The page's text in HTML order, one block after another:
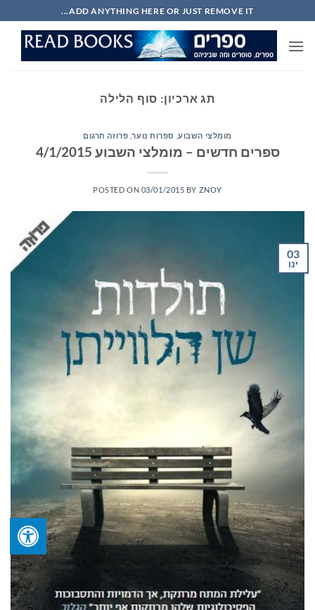
to
content
ADD ANYTHING HERE OR JUST REMOVE IT...
תג ארכיון: סוף הלילה
מומלצי השבוע, ספרות נוער, פרוזה תרגום
ספרים חדשים – מומלצי השבוע 4/1/2015
POSTED ON 03/01/2015 BY ZNOY
03
ינו